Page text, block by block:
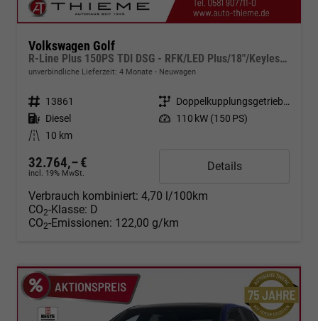
Volkswagen Golf
R-Line Plus 150PS TDI DSG - RFK/LED Plus/18"/Keyless/ACC
unverbindliche Lieferzeit: 4 Monate Neuwagen
Fahrzeugnr. 13861 Getriebe
Doppelkupplungsgetriebe (DSG)
Kraftstoff Diesel Leistung 110 kW (150 PS)
Kilometerstand
10 km
32.764,– €
incl. 19% MwSt.
Details
Verbrauch kombiniert: 4,70 l/100km
CO2-Klasse: D
CO2-Emissionen: 122,00 g/km